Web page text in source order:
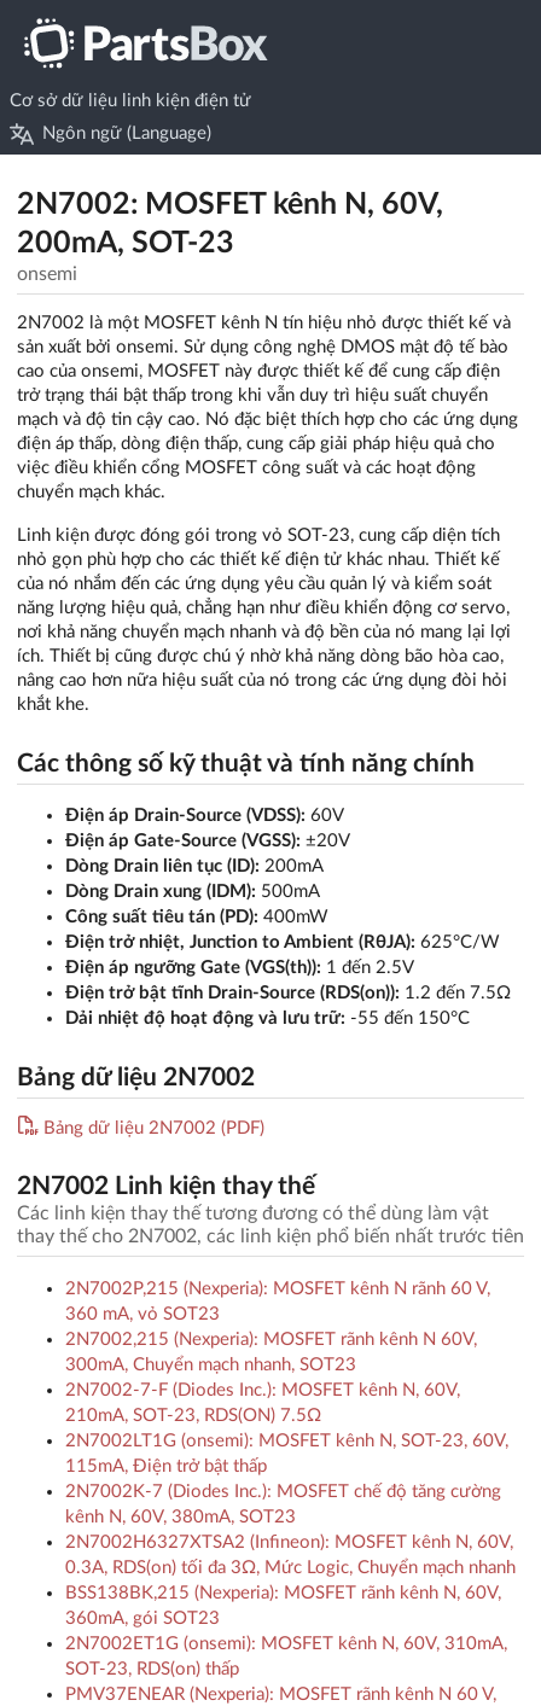
Cơ sở dữ liệu linh kiện điện tử
Ngôn ngữ (Language)
2N7002: MOSFET kênh N, 60V,
200mA, SOT-23
onsemi
2N7002 là một MOSFET kênh N tín hiệu nhỏ được thiết kế và
sản xuất bởi onsemi. Sử dụng công nghệ DMOS mật độ tế bào
cao của onsemi, MOSFET này được thiết kế để cung cấp điện
trở trạng thái bật thấp trong khi vẫn duy trì hiệu suất chuyển
mạch và độ tin cậy cao. Nó đặc biệt thích hợp cho các ứng dụng
điện áp thấp, dòng điện thấp, cung cấp giải pháp hiệu quả cho
việc điều khiển cổng MOSFET công suất và các hoạt động
chuyển mạch khác.
Linh kiện được đóng gói trong vỏ SOT-23, cung cấp diện tích
nhỏ gọn phù hợp cho các thiết kế điện tử khác nhau. Thiết kế
của nó nhắm đến các ứng dụng yêu cầu quản lý và kiểm soát
năng lượng hiệu quả, chẳng hạn như điều khiển động cơ servo,
nơi khả năng chuyển mạch nhanh và độ bền của nó mang lại lợi
ích. Thiết bị cũng được chú ý nhờ khả năng dòng bão hòa cao,
nâng cao hơn nữa hiệu suất của nó trong các ứng dụng đòi hỏi
khắt khe.
Các thông số kỹ thuật và tính năng chính
Điện áp Drain-Source (VDSS): 60V
Điện áp Gate-Source (VGSS): ±20V
Dòng Drain liên tục (ID): 200mA
Dòng Drain xung (IDM): 500mA
Công suất tiêu tán (PD): 400mW
Điện trở nhiệt, Junction to Ambient (RθJA): 625°C/W
Điện áp ngưỡng Gate (VGS(th)): 1 đến 2.5V
Điện trở bật tĩnh Drain-Source (RDS(on)): 1.2 đến 7.5Ω
Dải nhiệt độ hoạt động và lưu trữ: -55 đến 150°C
Bảng dữ liệu 2N7002
Bảng dữ liệu 2N7002 (PDF)
2N7002 Linh kiện thay thế
Các linh kiện thay thế tương đương có thể dùng làm vật
thay thế cho 2N7002, các linh kiện phổ biến nhất trước tiên
2N7002P,215 (Nexperia): MOSFET kênh N rãnh 60 V,
360 mA, vỏ SOT23
2N7002,215 (Nexperia): MOSFET rãnh kênh N 60V,
300mA, Chuyển mạch nhanh, SOT23
2N7002-7-F (Diodes Inc.): MOSFET kênh N, 60V,
210mA, SOT-23, RDS(ON) 7.5Ω
2N7002LT1G (onsemi): MOSFET kênh N, SOT-23, 60V,
115mA, Điện trở bật thấp
2N7002K-7 (Diodes Inc.): MOSFET chế độ tăng cường
kênh N, 60V, 380mA, SOT23
2N7002H6327XTSA2 (Infineon): MOSFET kênh N, 60V,
0.3A, RDS(on) tối đa 3Ω, Mức Logic, Chuyển mạch nhanh
BSS138BK,215 (Nexperia): MOSFET rãnh kênh N, 60V,
360mA, gói SOT23
2N7002ET1G (onsemi): MOSFET kênh N, 60V, 310mA,
SOT-23, RDS(on) thấp
PMV37ENEAR (Nexperia): MOSFET rãnh kênh N 60 V,